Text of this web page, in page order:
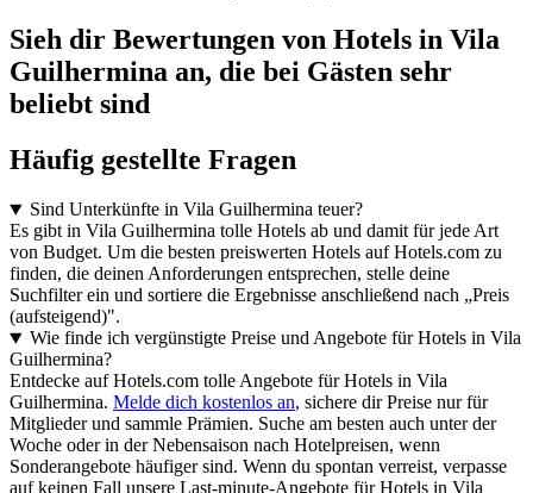
Sieh dir Bewertungen von Hotels in Vila
Guilhermina an, die bei Gästen sehr
beliebt sind
Häufig gestellte Fragen
Sind Unterkünfte in Vila Guilhermina teuer?
Es gibt in Vila Guilhermina tolle Hotels ab und damit für jede Art
von Budget. Um die besten preiswerten Hotels auf Hotels.com zu
finden, die deinen Anforderungen entsprechen, stelle deine
Suchfilter ein und sortiere die Ergebnisse anschließend nach „Preis
(aufsteigend)".
Wie finde ich vergünstigte Preise und Angebote für Hotels in Vila
Guilhermina?
Entdecke auf Hotels.com tolle Angebote für Hotels in Vila
Guilhermina. Melde dich kostenlos an, sichere dir Preise nur für
Mitglieder und sammle Prämien. Suche am besten auch unter der
Woche oder in der Nebensaison nach Hotelpreisen, wenn
Sonderangebote häufiger sind. Wenn du spontan verreist, verpasse
auf keinen Fall unsere Last-minute-Angebote für Hotels in Vila